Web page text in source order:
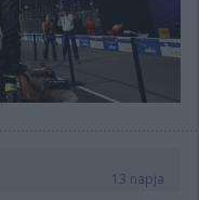
13 napja